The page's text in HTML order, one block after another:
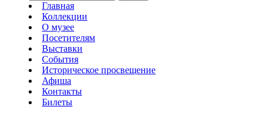
Главная
Коллекции
О музее
Посетителям
Выставки
События
Историческое просвещение
Афиша
Контакты
Билеты